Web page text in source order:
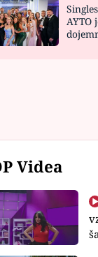
AYTO
Videa